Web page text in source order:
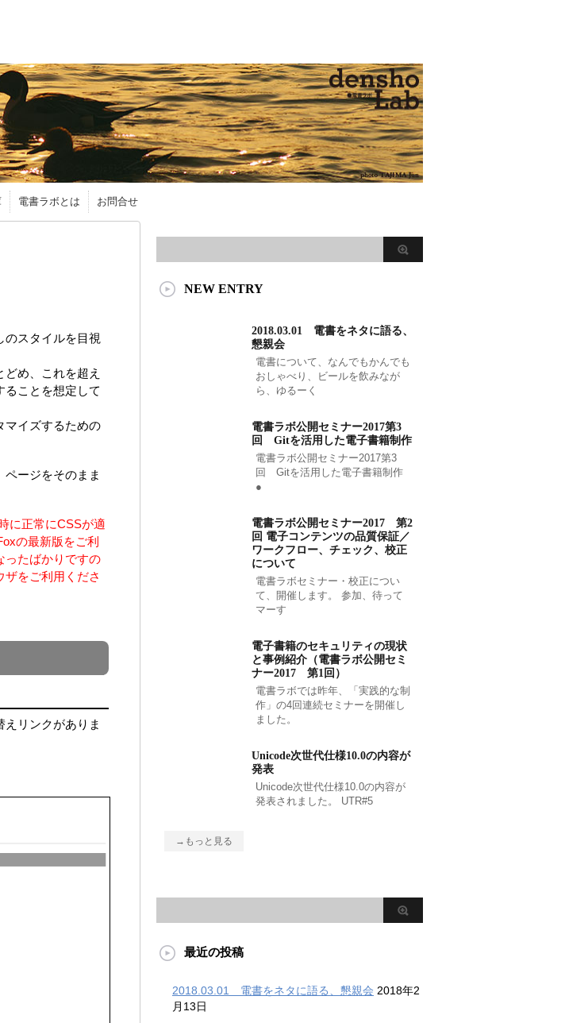
電書ラボとは お問合せ
のスタイルを目視
め、これを超え
ることを想定して
マイズするための
ージをそのまま
に正常にCSSが適
の最新版をご利
ったばかりですの
をご利用くださ
リンクがありま
NEW ENTRY
2018.03.01 電書をネタに語る、
懇親会
電書について、なんでもかんでも
おしゃべり、ビールを飲みなが
ら、ゆるーく
電書ラボ公開セミナー2017第3
回 Gitを活用した電子書籍制作
電書ラボ公開セミナー2017第3
回 Gitを活用した電子書籍制作
●
電書ラボ公開セミナー2017 第2
回 電子コンテンツの品質保証／
ワークフロー、チェック、校正
について
電書ラボセミナー・校正につい
て、開催します。 参加、待って
マーす
電子書籍のセキュリティの現状
と事例紹介（電書ラボ公開セミ
ナー2017 第1回）
電書ラボでは昨年、「実践的な制
作」の4回連続セミナーを開催し
ました。
Unicode次世代仕様10.0の内容が
発表
Unicode次世代仕様10.0の内容が
発表されました。 UTR#5
→もっと見る
最近の投稿
2018.03.01 電書をネタに語る、懇親会 2018年2
月13日